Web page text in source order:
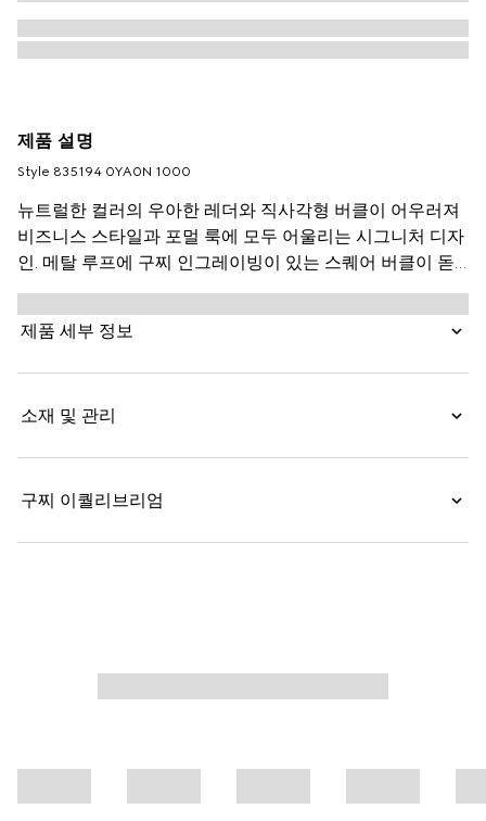
제품 설명
Style ‎835194 0YA0N 1000
뉴트럴한 컬러의 우아한 레더와 직사각형 버클이 어우러져
비즈니스 스타일과 포멀 룩에 모두 어울리는 시그니처 디자
인. 메탈 루프에 구찌 인그레이빙이 있는 스퀘어 버클이 돋
보이는 부드러운 레더 소재의 와이드 벨트.
제품 세부 정보
소재 및 관리
구찌 이퀄리브리엄